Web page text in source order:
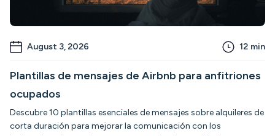
August 3, 2026 12 min
Plantillas de mensajes de Airbnb para anfitriones
ocupados
Descubre 10 plantillas esenciales de mensajes sobre alquileres de
corta duración para mejorar la comunicación con los